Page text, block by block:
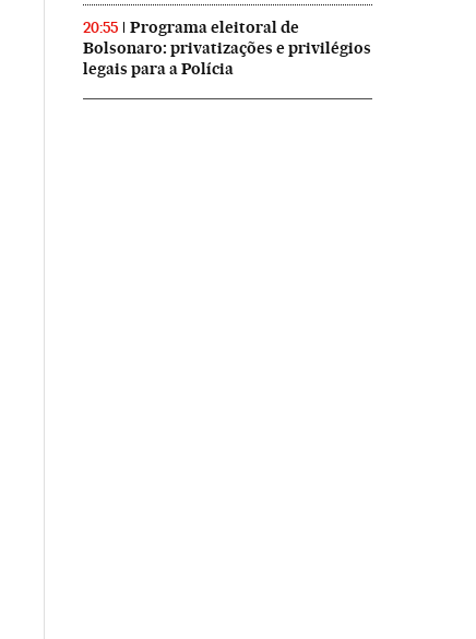
20:55
Programa eleitoral de
Bolsonaro: privatizações e privilégios
legais para a Polícia